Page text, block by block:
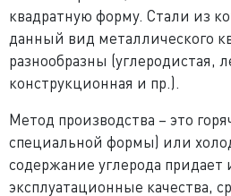
квадратную форму. Стали из
данный вид металлического
разнообразны (углеродистая,
конструкционная и пр.).
Метод производства – это
специальной формы) или
содержание углерода
эксплуатационные качества,